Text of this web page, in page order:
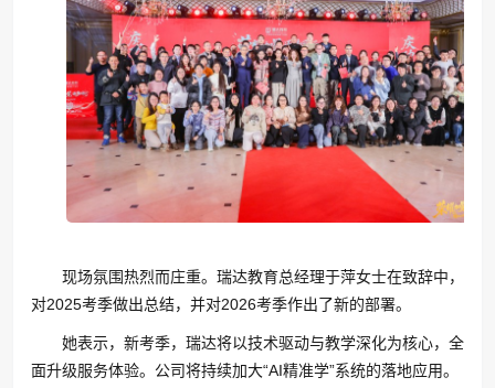
现场氛围热烈而庄重。瑞达教育总经理于萍女士在致辞中，
对2025考季做出总结，并对2026考季作出了新的部署。
她表示，新考季，瑞达将以技术驱动与教学深化为核心，全
面升级服务体验。公司将持续加大“AI精准学”系统的落地应用。